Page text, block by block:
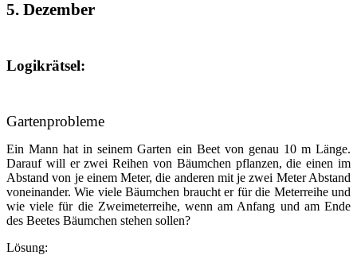
5. Dezember
Logikrätsel:
Gartenprobleme
Ein Mann hat in seinem Garten ein Beet von genau 10 m Länge.
Darauf will er zwei Reihen von Bäumchen pflanzen, die einen im
Abstand von je einem Meter, die anderen mit je zwei Meter Abstand
voneinander. Wie viele Bäumchen braucht er für die Meterreihe und
wie viele für die Zweimeterreihe, wenn am Anfang und am Ende
des Beetes Bäumchen stehen sollen?
Lösung: